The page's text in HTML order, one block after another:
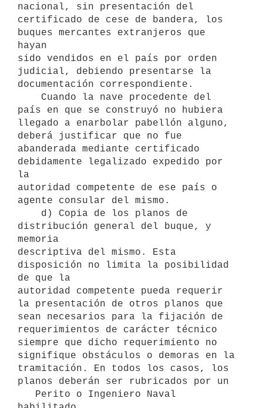
nacional, sin presentación del
certificado de cese de bandera, los
buques mercantes extranjeros que
hayan
sido vendidos en el país por orden
judicial, debiendo presentarse la
documentación correspondiente.
país en que se construyó no hubiera
llegado a enarbolar pabellón alguno,
deberá justificar que no fue
abanderada mediante certificado
debidamente legalizado expedido por
la
autoridad competente de ese país o
agente consular del mismo.
distribución general del buque, y
memoria
descriptiva del mismo. Esta
disposición no limita la posibilidad
de que la
autoridad competente pueda requerir
la presentación de otros planos que
sean necesarios para la fijación de
requerimientos de carácter técnico
siempre que dicho requerimiento no
signifique obstáculos o demoras en la
tramitación. En todos los casos, los
planos deberán ser rubricados por un